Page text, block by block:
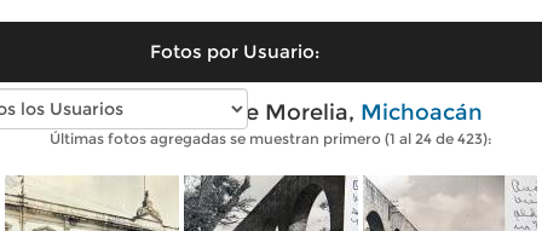
Fotos por Usuario:
Fotos antiguas de Morelia, Michoacán
Últimas fotos agregadas se muestran primero (1 al 24 de 423):